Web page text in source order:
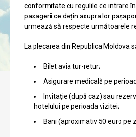
conformitate cu regulile de intrare
pasagerii ce dețin asupra lor
urmează să respecte următoarele
La plecarea din Republica Moldova
Bilet avia tur-retur;
Asigurare medicală pe
Invitație (după caz) sau
hotelului pe perioada vizitei;
Bani (aproximativ 50 euro pe